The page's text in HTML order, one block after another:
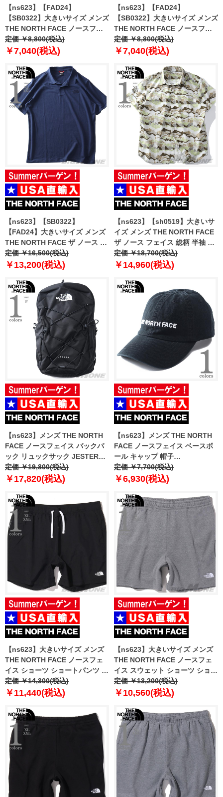
【ns623】【FAD24】
【SB0322】大きいサイズ メンズ
THE NORTH FACE ノースフェ
イス プリント 半袖 Tシャツ
HALF DOME TEE USA直輸入
定価 ￥8,800(税込)
￥7,040(税込)
【ns623】【FAD24】
【SB0322】大きいサイズ メンズ
THE NORTH FACE ノースフェ
イス プリント 半袖 Tシャツ
HALF DOME TEE USA直輸入
定価 ￥8,800(税込)
￥7,040(税込)
【ns623】【SB0322】
【FAD24】大きいサイズ メンズ
THE NORTH FACE ザ ノース フ
ェイス 鹿の子 半袖 ポロシャツ
POLO PIQUET USA直輸入
定価 ￥16,500(税込)
￥13,200(税込)
【ns623】【sh0519】大きいサ
イズ メンズ THE NORTH FACE
ザ ノース フェイス 総柄 半袖 シ
ャツ BAYTRAIL SHIRT USA直輸
入 nf0a55nd-5m4
定価 ￥18,700(税込)
￥14,960(税込)
【ns623】メンズ THE NORTH
FACE ノースフェイス バックパ
ック リュックサック JESTER
USA直輸入 nf0a3vxf-jk3
定価 ￥19,800(税込)
￥17,820(税込)
【ns623】メンズ THE NORTH
FACE ノースフェイス ベースボ
ール キャップ 帽子
HORIZONTAL EMBRO BALL
CAP USA直輸入 nf0a5fy1-jk3
定価 ￥7,700(税込)
￥6,930(税込)
【ns623】大きいサイズ メンズ
THE NORTH FACE ノースフェ
イス ショーツ ショートパンツ ハ
ーフパンツ USA直輸入 nf0a87tj-
jk3
定価 ￥14,300(税込)
￥11,440(税込)
【ns623】大きいサイズ メンズ
THE NORTH FACE ノースフェ
イス スウェット ショーツ ショー
トパンツ ハーフパンツ USA直輸
入 nf0a86wd-gaz
定価 ￥13,200(税込)
￥10,560(税込)